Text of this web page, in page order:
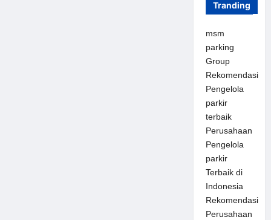
Tranding
msm
parking
Group
Rekomendasi
Pengelola
parkir
terbaik
Perusahaan
Pengelola
parkir
Terbaik di
Indonesia
Rekomendasi
Perusahaan